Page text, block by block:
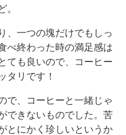
。
、一つの塊だけでもしっ
べ終わった時の満足感は
ても良いので、コーヒー
タリです！
で、コーヒーと一緒じゃ
できないものでした。苦
とにかく珍しいというか